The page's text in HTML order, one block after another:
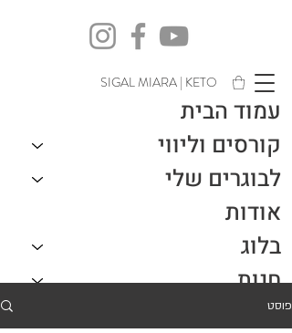
SIGAL MIARA | KETO
עמוד הבית
קורסים וליווי
לבוגרים שלי
אודות
בלוג
חנות
צור קשרפוסט